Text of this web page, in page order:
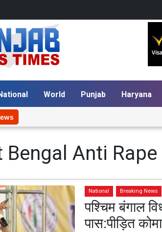
World Punjab Haryana
Bengal Anti
National Breaking News
पश्चिम बंगाल
पास:पीड़ित